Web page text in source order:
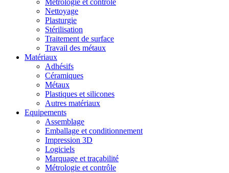
Nettoyage
Plasturgie
Stérilisation
Traitement de surface
Travail des métaux
Matériaux
Adhésifs
Céramiques
Métaux
Plastiques et silicones
Autres matériaux
Equipements
Assemblage
Emballage et conditionnement
Impression 3D
Logiciels
Marquage et traçabilité
Métrologie et contrôle